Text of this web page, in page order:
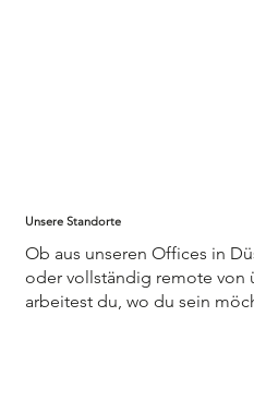
Unsere Standorte
Ob aus unseren Offices in
oder vollständig remote von
arbeitest du, wo du sein